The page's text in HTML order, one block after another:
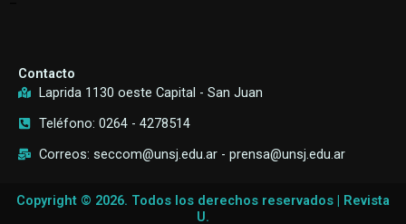
Contacto
Laprida 1130 oeste Capital - San Juan
Teléfono: 0264 - 4278514
Correos: seccom@unsj.edu.ar - prensa@unsj.edu.ar
Copyright © 2026. Todos los derechos reservados | Revista
U.